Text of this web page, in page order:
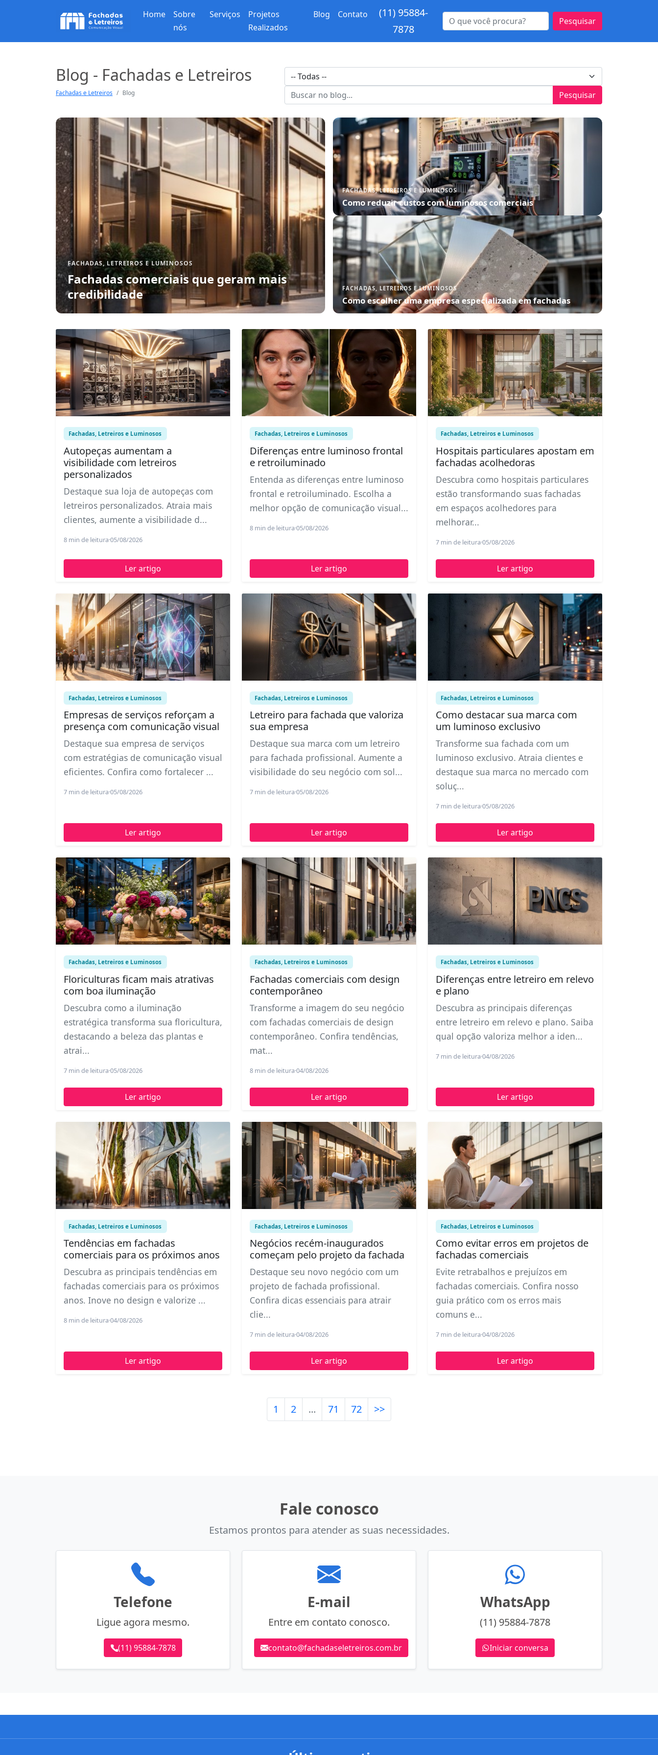
Home
Sobre
nós
Serviços
Projetos
Realizados
Blog Contato
(11) 95884-
7878
Pesquisar
Blog - Fachadas e Letreiros
Fachadas e Letreiros Blog
FACHADAS, LETREIROS E LUMINOSOS
Fachadas comerciais que geram mais
credibilidade
FACHADAS, LETREIROS E LUMINOSOS
Como reduzir custos com luminosos comerciais
FACHADAS, LETREIROS E LUMINOSOS
Como escolher uma empresa especializada em fachadas
Fachadas, Letreiros e Luminosos
Autopeças aumentam a
visibilidade com letreiros
personalizados
Destaque sua loja de autopeças com
letreiros personalizados. Atraia mais
clientes, aumente a visibilidade d...
8 min de leitura·05/08/2026
Ler artigo
Fachadas, Letreiros e Luminosos
Diferenças entre luminoso frontal
e retroiluminado
Entenda as diferenças entre luminoso
frontal e retroiluminado. Escolha a
melhor opção de comunicação visual...
8 min de leitura·05/08/2026
Ler artigo
Fachadas, Letreiros e Luminosos
Hospitais particulares apostam em
fachadas acolhedoras
Descubra como hospitais particulares
estão transformando suas fachadas
em espaços acolhedores para
melhorar...
7 min de leitura·05/08/2026
Ler artigo
Fachadas, Letreiros e Luminosos
Empresas de serviços reforçam a
presença com comunicação visual
Destaque sua empresa de serviços
com estratégias de comunicação visual
eficientes. Confira como fortalecer ...
7 min de leitura·05/08/2026
Ler artigo
Fachadas, Letreiros e Luminosos
Letreiro para fachada que valoriza
sua empresa
Destaque sua marca com um letreiro
para fachada profissional. Aumente a
visibilidade do seu negócio com sol...
7 min de leitura·05/08/2026
Ler artigo
Fachadas, Letreiros e Luminosos
Como destacar sua marca com
um luminoso exclusivo
Transforme sua fachada com um
luminoso exclusivo. Atraia clientes e
destaque sua marca no mercado com
soluç...
7 min de leitura·05/08/2026
Ler artigo
Fachadas, Letreiros e Luminosos
Floriculturas ficam mais atrativas
com boa iluminação
Descubra como a iluminação
estratégica transforma sua floricultura,
destacando a beleza das plantas e
atrai...
7 min de leitura·05/08/2026
Ler artigo
Fachadas, Letreiros e Luminosos
Fachadas comerciais com design
contemporâneo
Transforme a imagem do seu negócio
com fachadas comerciais de design
contemporâneo. Confira tendências,
mat...
8 min de leitura·04/08/2026
Ler artigo
Fachadas, Letreiros e Luminosos
Diferenças entre letreiro em relevo
e plano
Descubra as principais diferenças
entre letreiro em relevo e plano. Saiba
qual opção valoriza melhor a iden...
7 min de leitura·04/08/2026
Ler artigo
Fachadas, Letreiros e Luminosos
Tendências em fachadas
comerciais para os próximos anos
Descubra as principais tendências em
fachadas comerciais para os próximos
anos. Inove no design e valorize ...
8 min de leitura·04/08/2026
Ler artigo
Fachadas, Letreiros e Luminosos
Negócios recém-inaugurados
começam pelo projeto da fachada
Destaque seu novo negócio com um
projeto de fachada profissional.
Confira dicas essenciais para atrair
clie...
7 min de leitura·04/08/2026
Ler artigo
Fachadas, Letreiros e Luminosos
Como evitar erros em projetos de
fachadas comerciais
Evite retrabalhos e prejuízos em
fachadas comerciais. Confira nosso
guia prático com os erros mais
comuns e...
7 min de leitura·04/08/2026
Ler artigo
1 2 ... 71 72 >>
Fale conosco
Estamos prontos para atender as suas necessidades.
Telefone
Ligue agora mesmo.
(11) 95884-7878
E-mail
Entre em contato conosco.
contato@fachadaseletreiros.com.br
WhatsApp
(11) 95884-7878
Iniciar conversa